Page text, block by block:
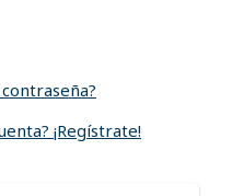
¡Regístrate!